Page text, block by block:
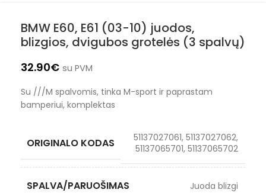
BMW E60, E61 (03-10) juodos,
blizgios, dvigubos grotelės (3 spalvų)
32.90€ su PVM
Su ///M spalvomis, tinka M-sport ir paprastam
bamperiui, komplektas
ORIGINALO KODAS
51137027061, 51137027062,
51137065701, 51137065702
SPALVA/PARUOŠIMAS Juoda blizgi